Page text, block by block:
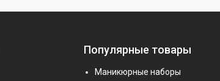
Популярные товары
Маникюрные наборы